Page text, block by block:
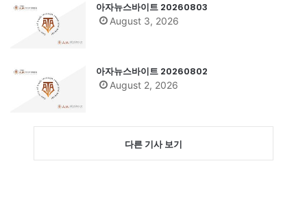
아자뉴스바이트 20260803
August 3, 2026
아자뉴스바이트 20260802
August 2, 2026
다른 기사 보기